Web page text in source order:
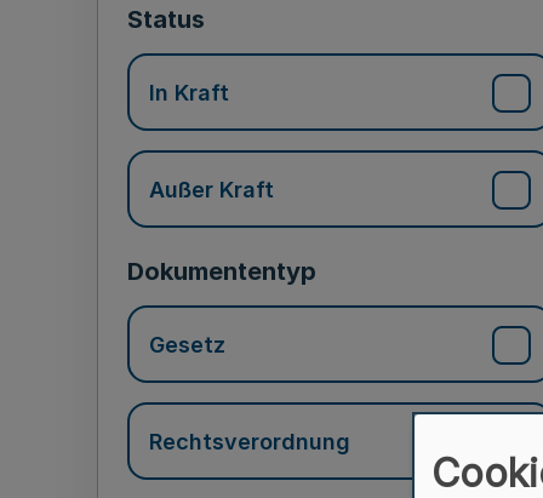
Status
In Kraft
Außer Kraft
Dokumententyp
Gesetz
Rechtsverordnung